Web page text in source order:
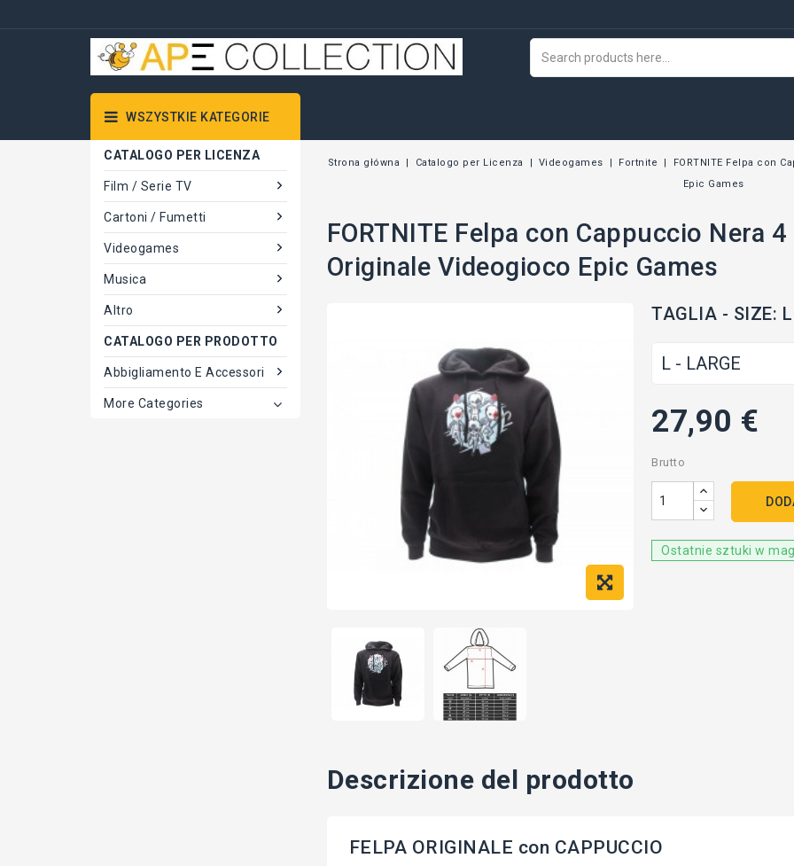
WSZYSTKIE KATEGORIE
CATALOGO PER LICENZA
Film / Serie TV
Cartoni / Fumetti
Videogames
Musica
Altro
CATALOGO PER PRODOTTO
Abbigliamento E Accessori
More Categories
Strona główna Catalogo per Licenza Videogames Fortnite
FORTNITE Felpa con
Epic Games
FORTNITE Felpa con Cappuccio Nera
Originale Videogioco Epic Games
TAGLIA - SIZE:
27,90 €
Brutto
Ostatnie sztuki w
Descrizione del prodotto
FELPA ORIGINALE con CAPPUCCIO